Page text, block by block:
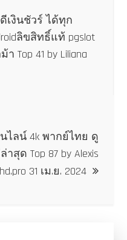
เงินชัวร์ ได้ทุก
ลิขสิทธิ์แท้ pgslot
Top 41 by Liliana
ไลน์ 4k พากย์ไทย ดู
ด Top 87 by Alexis
31 เม.ย. 2024